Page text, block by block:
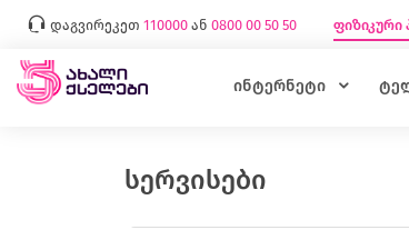
დაგვირეკეთ 110000 ან 0800 00 50 50 ფიზიკური
ინტერნეტი
სერვისები